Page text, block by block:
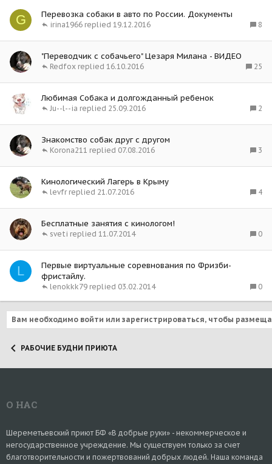
G Перевозка собаки в авто по России. Документы
8
19.12.2016
irina1966
"Переводчик с собачьего" Цезаря Милана - ВИДЕО
25
16.10.2016
Redfox
Любимая Собака и долгожданный ребенок
2
25.09.2016
Ju--l--ia
Знакомство собак друг с другом
3
07.08.2016
Korona211
Кинологический Лагерь в Крыму
4
21.07.2016
levfr
Бесплатные занятия с кинологом!
0
11.07.2014
sveti
L
Первые виртуальные соревнования по Фризби-
фристайлу.
0
03.02.2014
lenokkk79
Вам необходимо войти или зарегистрироваться, чтобы
РАБОЧИЕ БУДНИ ПРИЮТА
О НАС
Шереметьевский приют БФ «В добрые руки» - некоммерческое и
негосударственное учреждение. Мы существуем только за счет
благотворительности и пожертвований добрых людей. Наша команда